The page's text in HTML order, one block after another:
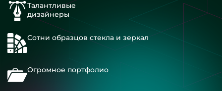
Талантливые
дизайнеры
Сотни образцов стекла и зеркал
Огромное портфолио